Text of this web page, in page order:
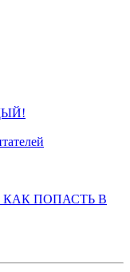
КАК ПОПАСТЬ В